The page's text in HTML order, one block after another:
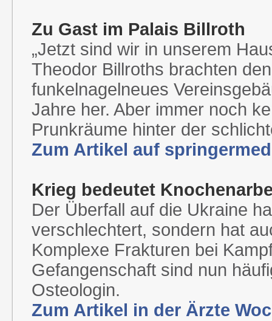
Zu Gast im Palais Billroth
„Jetzt sind wir in unserem
Theodor Billroths brachten
funkelnagelneues
Jahre her. Aber immer noch
Prunkräume hinter der
Zum Artikel auf
Krieg bedeutet
Der Überfall auf die Ukraine
verschlechtert, sondern hat
Komplexe Frakturen bei
Gefangenschaft sind nun
Osteologin.
Zum Artikel in der Ärzte